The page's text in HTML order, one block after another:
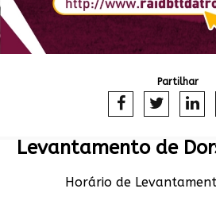
Partilhar
Levantamento de
Horário de